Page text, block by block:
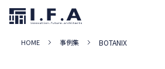
HOME 事例集 BOTANIX